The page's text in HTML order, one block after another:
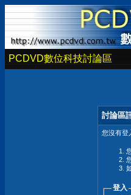
PCDVD數位科技討論區
討論區
您沒有登
登入